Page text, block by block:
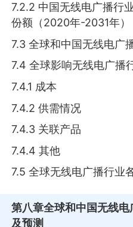
7.2.2 中国无线电广播行
份额（2020年-2031年）
7.3 全球和中国无线电广
7.4 全球影响无线电广播
7.4.1 成本
7.4.2 供需情况
7.4.3 关联产品
7.4.4 其他
7.5 全球无线电广播行业
第八章全球和中国无线
及预测